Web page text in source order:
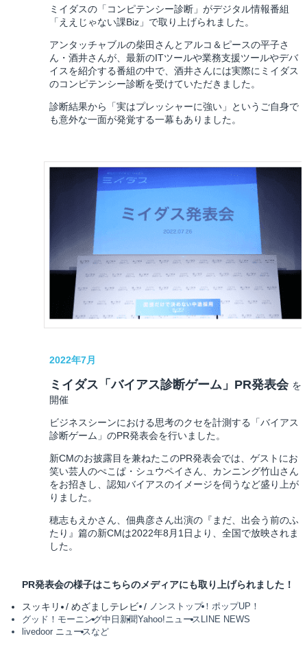
ミイダスの「コンピテンシー診断」がデジタル情報番組
「ええじゃない課Biz」で取り上げられました。
アンタッチャブルの柴田さんとアルコ＆ピースの平子さ
ん・酒井さんが、最新のITツールや業務支援ツールやデバ
イスを紹介する番組の中で、酒井さんには実際にミイダス
のコンピテンシー診断を受けていただきました。
診断結果から「実はプレッシャーに強い」というご自身で
も意外な一面が発覚する一幕もありました。
2022年7月
ミイダス「バイアス診断ゲーム」PR発表会 を
開催
ビジネスシーンにおける思考のクセを計測する「バイアス
診断ゲーム」のPR発表会を行いました。
新CMのお披露目を兼ねたこのPR発表会では、ゲストにお
笑い芸人のぺこぱ・シュウペイさん、カンニング竹山さん
をお招きし、認知バイアスのイメージを伺うなど盛り上が
りました。
穂志もえかさん、佃典彦さん出演の『まだ、出会う前のふ
たり』篇の新CMは2022年8月1日より、全国で放映されま
した。
PR発表会の様子はこちらのメディアにも取り上げられました！
スッキリ
めざましテレビ ノンストップ！ ポップUP！
グッド！モーニング中日新聞Yahoo!ニュース LINE NEWS
livedoor ニュース など